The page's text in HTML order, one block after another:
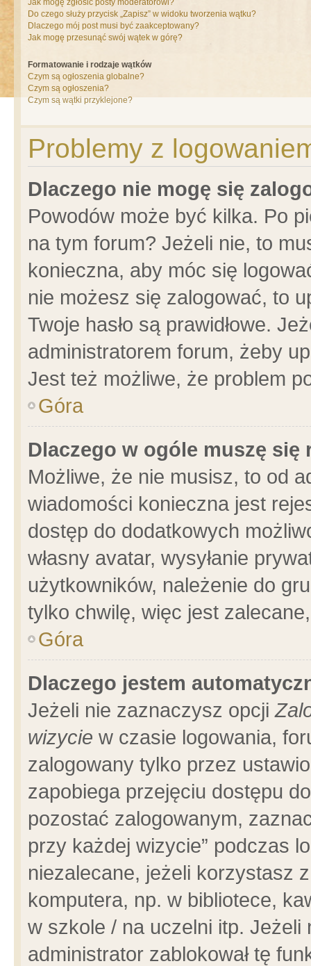
Jak mogę zgłosić posty moderatorowi?
Do czego służy przycisk „Zapisz” w widoku tworzenia wątku?
Dlaczego mój post musi być zaakceptowany?
Jak mogę przesunąć swój wątek w górę?
Formatowanie i rodzaje wątków
Czym są ogłoszenia globalne?
Czym są ogłoszenia?
Czym są wątki przyklejone?
Problemy z
Dlaczego nie mogę się
Powodów może być kilka. Po
na tym forum? Jeżeli nie, to
konieczna, aby móc się
nie możesz się zalogować, to
Twoje hasło są prawidłowe.
administratorem forum, żeby
Jest też możliwe, że problem
Góra
Dlaczego w ogóle muszę się
Możliwe, że nie musisz, to od
wiadomości konieczna jest
dostęp do dodatkowych
własny avatar, wysyłanie
użytkowników, należenie do
tylko chwilę, więc jest
Góra
Dlaczego jestem
Jeżeli nie zaznaczysz opcji
wizycie w czasie logowania,
zalogowany tylko przez
zapobiega przejęciu dostępu
pozostać zalogowanym,
przy każdej wizycie” podczas
niezalecane, jeżeli korzystasz
komputera, np. w bibliotece,
w szkole / na uczelni itp.
administrator zablokował tę